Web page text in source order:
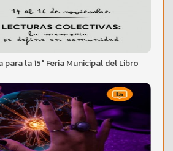
la 15° Feria Municipal del Libro